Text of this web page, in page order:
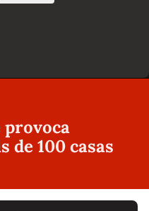
provoca
de 100 casas